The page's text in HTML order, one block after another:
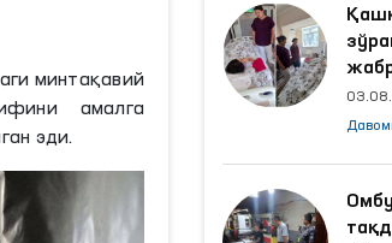
минтақавий
амалга
эди.